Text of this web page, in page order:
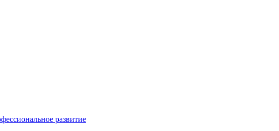
развитие